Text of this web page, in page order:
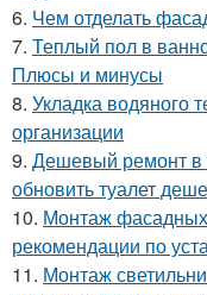
6. Чем отделать
7. Теплый пол в
Плюсы и минусы
8. Укладка водяного
организации
9. Дешевый ремонт в
обновить туалет
10. Монтаж
рекомендации по
11. Монтаж